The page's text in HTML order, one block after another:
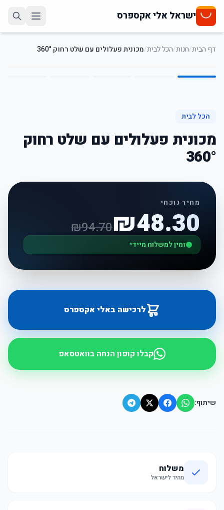
ישראל אלי אקספרס
דף הבית/חנות/הכל לבית/מכונית פעלולים עם שלט רחוק 360°
1
/
5
הכל לבית
מכונית פעלולים עם שלט רחוק
360°
מחיר נוכחי
₪48.30
₪94.70
זמין למשלוח מיידי
לרכישה באלי אקספרס
קבלו קופון הנחה בוואטסאפ
שיתוף:
משלוח
מהיר לישראל